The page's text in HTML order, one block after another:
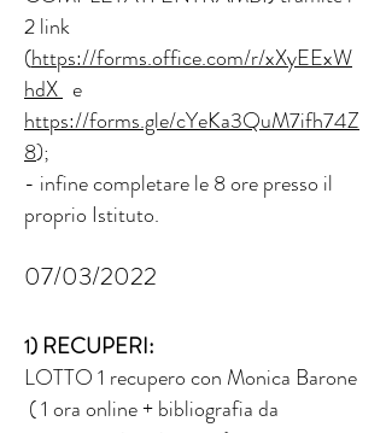
2 link
(https://forms.office.com/r/xXyEExW
hdX e
https://forms.gle/cYeKa3QuM7ifh74Z
8);
- infine completare le 8 ore presso il
proprio Istituto.
07/03/2022
1) RECUPERI:
LOTTO 1 recupero con Monica Barone
( 1 ora online + bibliografia da